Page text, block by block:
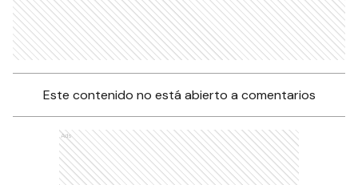
Este contenido no está abierto a comentarios
Ads